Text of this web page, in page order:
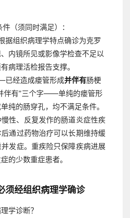
（须同时满足）：
组织病理学特点确诊为克罗
内镜所见或影像学检查不足以
病理活检报告支撑。
经造成瘘管形成并伴有肠梗
伴有”三个字——单纯的瘘管形
纯的肠穿孔，均不满足条件。
性、反复发作的肠道炎症性疾
通过药物治疗可以长期维持缓
发症。重疾险只保障疾病进展
的少数重症患者。
须经组织病理学确诊
学诊断？